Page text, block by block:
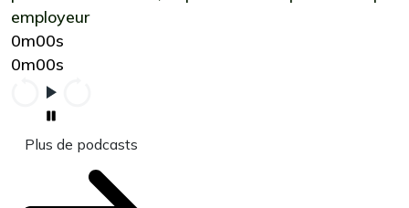
employeur
0m00s
0m00s
Plus de podcasts